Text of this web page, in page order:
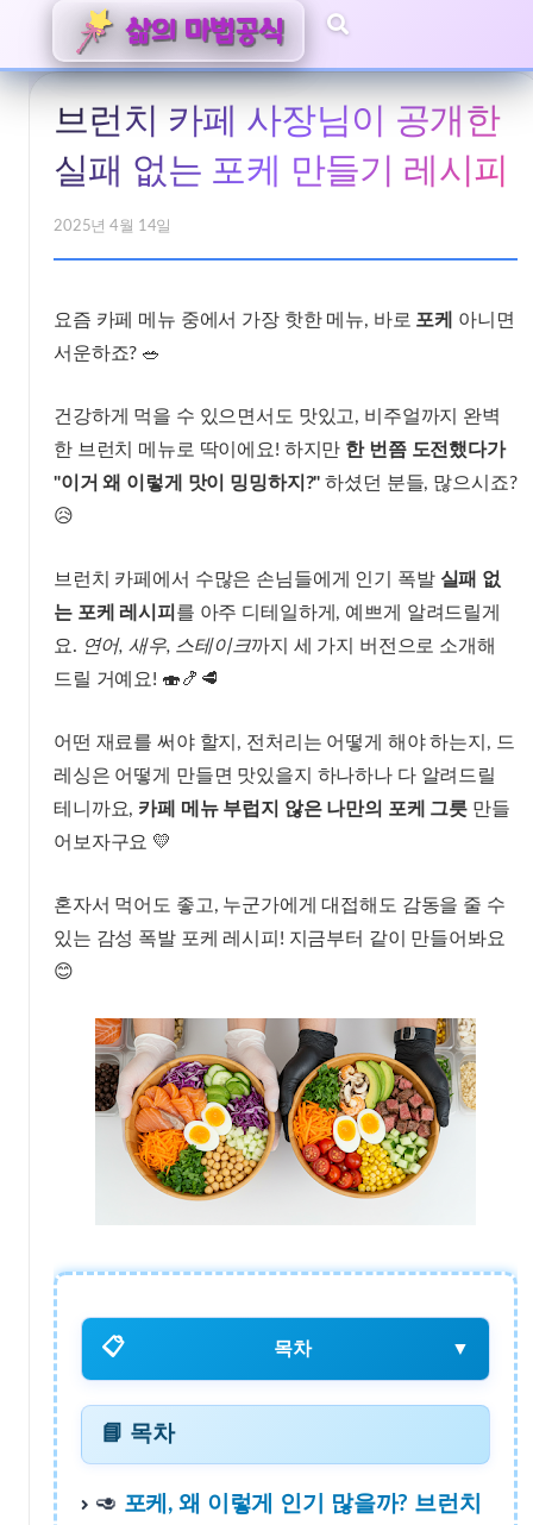
브런치 카페 사장님이 공개한
실패 없는 포케 만들기 레시피
2025년 4월 14일
요즘 카페 메뉴 중에서 가장 핫한 메뉴, 바로 포케
아니면
서운하죠? 🥗
건강하게 먹을 수 있으면서도 맛있고, 비주얼까지 완벽
한 브런치 메뉴로 딱이에요! 하지만 한 번쯤 도전했다가
"이거 왜 이렇게 맛이 밍밍하지?" 하셨던 분들, 많으시죠?
😥
브런치 카페에서 수많은 손님들에게 인기 폭발 실패 없
는 포케 레시피 를 아주 디테일하게, 예쁘게 알려드릴게
요. 연어, 새우, 스테이크까지 세 가지 버전으로 소개해
드릴 거예요! 🍣🍤🥩
어떤 재료를 써야 할지, 전처리는 어떻게 해야 하는지, 드
레싱은 어떻게 만들면 맛있을지 하나하나 다 알려드릴
테니까요, 카페 메뉴 부럽지 않은 나만의 포케 그릇 만들
어보자구요 💛
혼자서 먹어도 좋고, 누군가에게 대접해도 감동을 줄 수
있는 감성 폭발 포케 레시피! 지금부터 같이 만들어봐요
😊
📋 목차 ▼
📘 목차
📘 목차
🥑 포케, 왜 이렇게 인기 많을까? 브런치